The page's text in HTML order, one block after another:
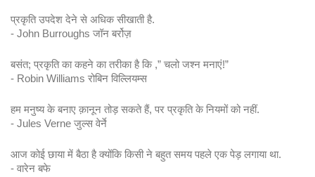
प्रकृति उपदेश देने से अधिक सीखाती है.
- John Burroughs जॉन बर्रोज़
बसंत; प्रकृति का कहने का तरीका है कि ,” चलो जश्न मनाएं!”
- Robin Williams रोबिन विल्लियम्स
हम मनुष्य के बनाए क़ानून तोड़ सकते हैं, पर प्रकृति के नियमों को नहीं.
- Jules Verne जुल्स वेर्ने
आज कोई छाया में बैठा है क्योंकि किसी ने बहुत समय पहले एक पेड़ लगाया था.
- वारेन बफे